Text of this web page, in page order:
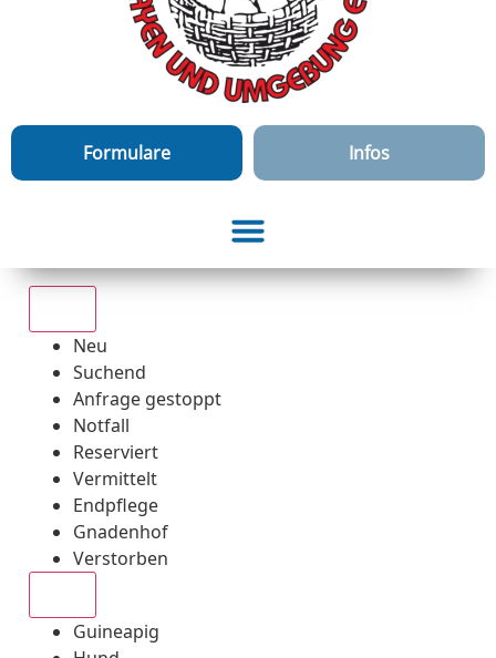
Formulare Infos
Neu
Suchend
Anfrage gestoppt
Notfall
Reserviert
Vermittelt
Endpflege
Gnadenhof
Verstorben
Guineapig